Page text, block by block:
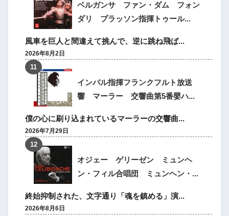
ベルガンサ ファン・ダム フォン
ダリ プラッソン指揮トゥール...
風車を巨人と間違えて挑んで、逆に跳ね飛ば...
2026年8月2日
インバル指揮フランクフルト放送
響 マーラー 交響曲第5番嬰ハ...
僕の心に刷り込まれているマーラーの交響曲...
2026年7月29日
オジェー ゲリーゼン ミュンヘ
ン・フィル合唱団 ミュンヘン・...
終始抑制された、文字通り「魂を鎮める」演...
2026年8月6日